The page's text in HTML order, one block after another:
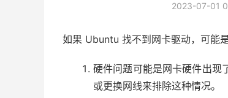
2023-07-01
如果 Ubuntu 找不到网卡驱动，可能
硬件问题可能是网卡硬件出现
或更换网线来排除这种情况。